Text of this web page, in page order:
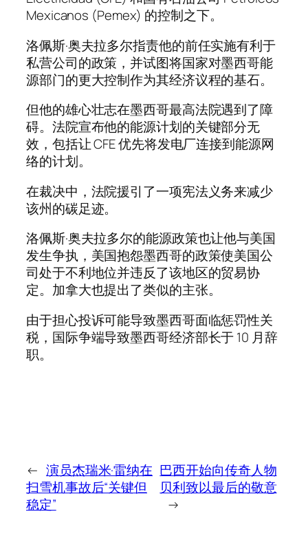
Mexicanos (Pemex) 的控制之下。
洛佩斯·奥夫拉多尔指责他的前任实施有利于
私营公司的政策，并试图将国家对墨西哥能
源部门的更大控制作为其经济议程的基石。
但他的雄心壮志在墨西哥最高法院遇到了障
碍。法院宣布他的能源计划的关键部分无
效，包括让 CFE 优先将发电厂连接到能源网
络的计划。
在裁决中，法院援引了一项宪法义务来减少
该州的碳足迹。
洛佩斯·奥夫拉多尔的能源政策也让他与美国
发生争执，美国抱怨墨西哥的政策使美国公
司处于不利地位并违反了该地区的贸易协
定。加拿大也提出了类似的主张。
由于担心投诉可能导致墨西哥面临惩罚性关
税，国际争端导致墨西哥经济部长于 10 月辞
职。
← 演员杰瑞米·雷纳在
扫雪机事故后“关键但
稳定”
巴西开始向传奇人物
贝利致以最后的敬意
→